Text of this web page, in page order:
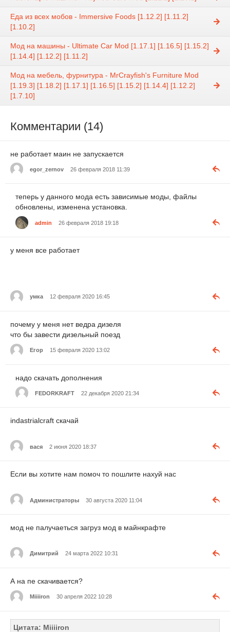
Еда из всех мобов - Immersive Foods [1.12.2] [1.11.2]
[1.10.2]
Мод на машины - Ultimate Car Mod [1.17.1] [1.16.5] [1.15.2]
[1.14.4] [1.12.2] [1.11.2]
Мод на мебель, фурнитура - MrCrayfish's Furniture Mod
[1.19.3] [1.18.2] [1.17.1] [1.16.5] [1.15.2] [1.14.4] [1.12.2]
[1.7.10]
Комментарии (14)
не работает маин не запускается
egor_zernov 26 февраля 2018 11:39
теперь у данного мода есть зависимые моды, файлы
обновлены, изменена установка.
admin 26 февраля 2018 19:18
у меня все работает
умка 12 февраля 2020 16:45
почему у меня нет ведра дизеля
что бы завести дизельный поезд
Егор 15 февраля 2020 13:02
надо скачать дополнения
FEDORKRAFT 22 декабря 2020 21:34
indastrialcraft скачай
вася 2 июня 2020 18:37
Если вы хотите нам помоч то пошлите нахуй нас
Администраторы 30 августа 2020 11:04
мод не палучаеться загруз мод в майнкрафте
Димитрий 24 марта 2022 10:31
А на пе скачивается?
Miiiiron 30 апреля 2022 10:28
Цитата: Miiiiron